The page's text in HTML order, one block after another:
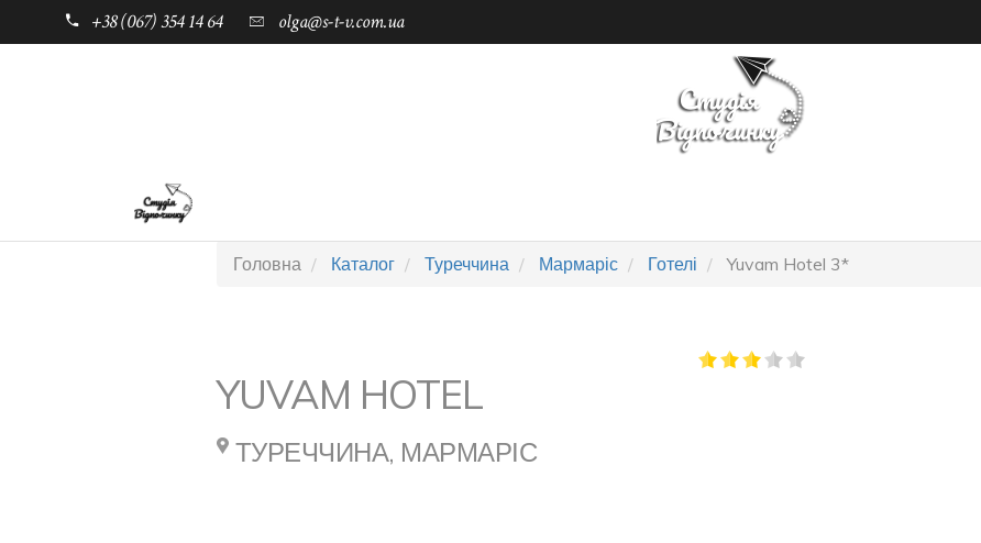
+38 (067) 354 14 64 olga@s-t-v.com.ua
Головна Каталог Туреччина Мармаріс Готелі Yuvam Hotel 3*
YUVAM HOTEL
ТУРЕЧЧИНА, МАРМАРІС